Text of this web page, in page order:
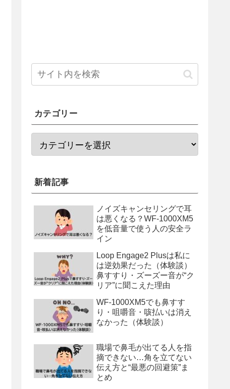
カテゴリー
新着記事
ノイズキャンセリングで耳
は悪くなる？WF-1000XM5
を低音量で使う人の安全ラ
イン
Loop Engage2 Plusは私に
は逆効果だった（体験談）
鼻すすり・ズーズー音が“ク
リア”に聞こえた理由
WF-1000XM5でも鼻すす
り・咀嚼音・咳払いは消え
なかった（体験談）
職場で鼻毛が出てる人を指
摘できない…角を立てない
伝え方と“最悪の回避策”ま
とめ